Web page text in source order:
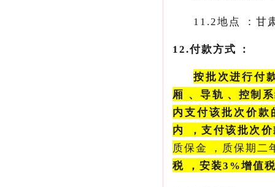
11.2地点：
12.付款方式：
按批次进行付款
厢、导轨、控
内支付该批次价款
内，支付该批次
质保金，质保期二
税，安装3%增值